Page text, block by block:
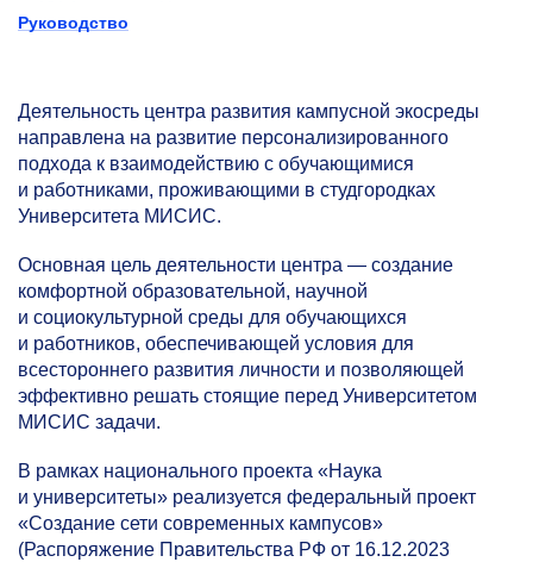
Руководство
Деятельность центра развития кампусной экосреды
направлена на развитие персонализированного
подхода к взаимодействию с обучающимися
и работниками, проживающими в студгородках
Университета МИСИС.
Основная цель деятельности центра — создание
комфортной образовательной, научной
и социокультурной среды для обучающихся
и работников, обеспечивающей условия для
всестороннего развития личности и позволяющей
эффективно решать стоящие перед Университетом
МИСИС задачи.
В рамках национального проекта «Наука
и университеты» реализуется федеральный проект
«Создание сети современных кампусов»
(Распоряжение Правительства РФ от 16.12.2023